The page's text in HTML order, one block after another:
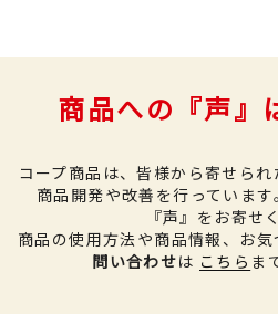
商品への『声』
コープ商品は、皆様から寄せら
商品開発や改善を行っています。
『声』をお寄せ
商品の使用方法や商品情報、お
問い合わせは こちら ま